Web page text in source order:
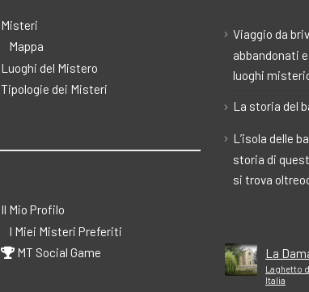
Misteri
Mappa
Luoghi del Mistero
Tipologie dei Misteri
Il Mio Profilo
I Miei Misteri Preferiti
MT Social Game
Viaggio da
abbandonati
luoghi
La storia del
L’isola delle
storia di
si trova
La
Laghetto
Italia